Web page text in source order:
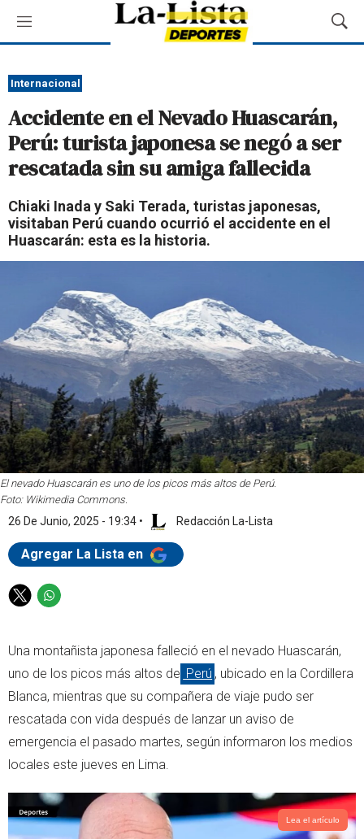
M
e
ú
M
o
B
Internacional
Accidente en el Nevado Huascarán,
Perú: turista japonesa se negó a ser
rescatada sin su amiga fallecida
Chiaki Inada y Saki Terada, turistas japonesas,
visitaban Perú cuando ocurrió el accidente en el
Huascarán: esta es la historia.
El nevado Huascarán es uno de los picos más altos de Perú.
Foto: Wikimedia Commons.
26 De Junio, 2025 - 19:34 • Redacción La-Lista
Agregar La Lista en
T
t
t
r
W
t
s
p
p
Una montañista japonesa falleció en el nevado Huascarán,
uno de los picos más altos de Perú , ubicado en la Cordillera
Blanca, mientras que su compañera de viaje pudo ser
rescatada con vida después de lanzar un aviso de
emergencia el pasado martes, según informaron los medios
locales este jueves en Lima.
Lea el artículo